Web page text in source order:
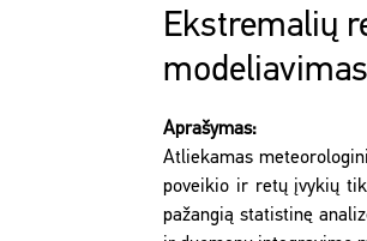
Ekstremalių
modeliavimas
Aprašymas:
Atliekamas
poveikio ir retų įvykių
pažangią statistinę